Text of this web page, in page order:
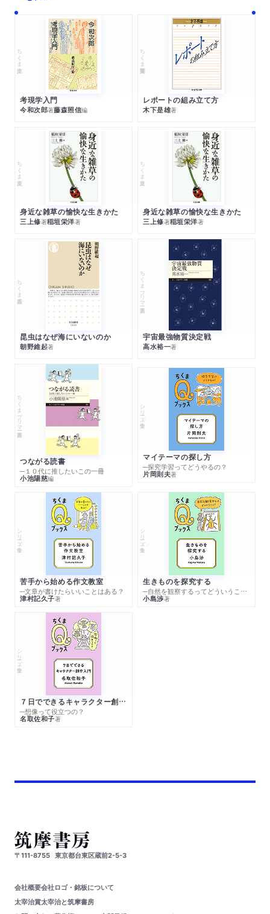
ちくま文庫
考現学入門
今和次郎著藤森照信編
ちくま学芸文庫
レポートの組み立て方
木下是雄著
ちくま文庫
身近な雑草の愉快な生きかた
三上修著稲垣栄洋著
ちくま文庫
身近な雑草の愉快な生きかた
三上修著稲垣栄洋著
ちくま新書
昆虫はなぜ海にいないのか
朝野維起著
ちくまプリマー新書
宇宙最強物質決定戦
高水裕一著
ちくまプリマー新書
つながる読書
─１０代に推したいこの一冊
小池陽慈編
シリーズ・全集
マイテーマの探し方
─探究学習ってどうやるの？
片岡則夫著
シリーズ・全集
苦手から始める作文教室
─文章が書けたらいいことはある？
津村記久子著
シリーズ・全集
生きものを探究する
─自然を観察するってどういうこと？
小島渉著
シリーズ・全集
７日でできるキャラクター創作入門
─想像って役立つの？
名取佐和子著
〒111-8755 東京都台東区蔵前2-5-3
会社概要会社ロゴ・銘板について
太宰治賞太宰治と筑摩書房